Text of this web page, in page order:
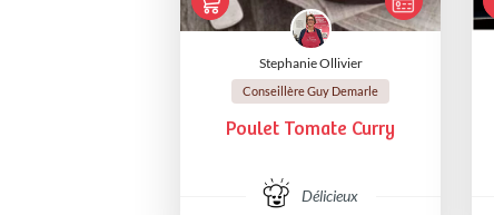
Stephanie Ollivier
Conseillère Guy Demarle
Poulet Tomate Curry
Délicieux